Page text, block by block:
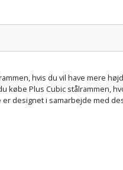
hvis du vil have mere
Plus Cubic stålrammen,
designet i samarbejde med